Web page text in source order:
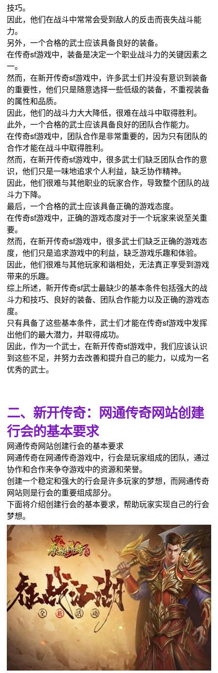
技巧。
因此，他们在战斗中常常会受到敌人的反击而丧失战斗能
力。
另外，一个合格的武士应该具备良好的装备。
在传奇sf游戏中，装备是决定一个职业战斗力的关键因素之
一。
然而，在新开传奇sf游戏中，许多武士们并没有意识到装备
的重要性，他们只是随意选择一些低级的装备，不重视装备
的属性和品质。
因此，他们的战斗力大大降低，很难在战斗中取得胜利。
此外，一个合格的武士应该具备良好的团队合作能力。
在传奇sf游戏中，团队合作是非常重要的，因为只有团队的
合作才能在战斗中取得胜利。
然而，在新开传奇sf游戏中，很多武士们缺乏团队合作的意
识，他们只是一味地追求个人利益，缺乏协作精神。
因此，他们很难与其他职业的玩家合作，导致整个团队的战
斗力下降。
最后，一个合格的武士应该具备正确的游戏态度。
在传奇sf游戏中，正确的游戏态度对于一个玩家来说至关重
要。
然而，在新开传奇sf游戏中，很多武士们缺乏正确的游戏态
度，他们只是追求游戏中的利益，缺乏游戏乐趣和体验。
因此，他们很难与其他玩家和谐相处，无法真正享受到游戏
带来的乐趣。
综上所述，新开传奇sf武士最缺少的基本条件包括强大的战
斗力和技巧、良好的装备、团队合作能力以及正确的游戏态
度。
只有具备了这些基本条件，武士们才能在传奇sf游戏中发挥
出他们的最大潜力，并取得成功。
因此，作为一个武士，在新开传奇sf游戏中，我们应该认识
到这些不足，并努力去改善和提升自己的能力，以成为一名
优秀的武士。
二、新开传奇：网通传奇网站创建
行会的基本要求
网通传奇网站创建行会的基本要求
网通传奇在网通传奇游戏中，行会是玩家组成的团队，通过
协作和合作来争夺游戏中的资源和荣誉。
创建一个稳定和强大的行会是许多玩家的梦想，而网通传奇
网站则是行会的重要组成部分。
下面将介绍创建行会的基本要求，帮助玩家实现自己的行会
梦想。